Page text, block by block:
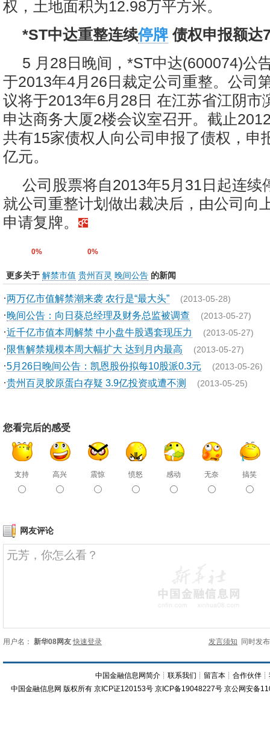
权，土地面积为12.98万平方米。
*ST中达重整连续停牌 债权申报额达
5 月28日晚间，*ST中达(600074)公
于2013年4月26日裁定公司重整。公司
议将于2013年6月28日 在江苏省江阴市
申达商务大厦2楼会议室召开。截止
共有15家债权人向公司申报了债权，申
亿元。
公司股票将自2013年5月31日起连续
就公司重整计划做出裁决后，由公司向
申请复牌。
0% 0%
更多关于 解禁市值 贵州百灵 晚间公告 的新闻
·两万亿市值解禁潮来袭 农行是“最大头” (2013-05-28)
·晚间公告：向日葵总经理及财务总监被调查 (2013-05-27)
·近千亿市值本周解禁 中小盘牛股遇套现压力 (2013-05-27)
·限售解禁规模本周大幅扩大 达到月内最高 (2013-05-27)
·5月26日晚间公告：凯恩股份拟每10股派0.3元 (2013-05-26)
·贵州百灵胶原蛋白存疑 3.9亿投资或遭不测 (2013-05-25)
您看完后的感受
支持 高兴 震惊 愤怒 感动 无奈 搞笑
网友评论
用户名： 新华08网友 快速登录 发言须知 同时发
中国金融信息网简介 ┊联系我们 ┊ 留言本 ┊合作伙伴 ┊
中国金融信息网 版权所有 京ICP证120153号 京ICP备19048227号 京公网安备